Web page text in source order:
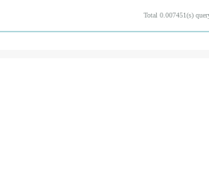
Total 0.007451(s)